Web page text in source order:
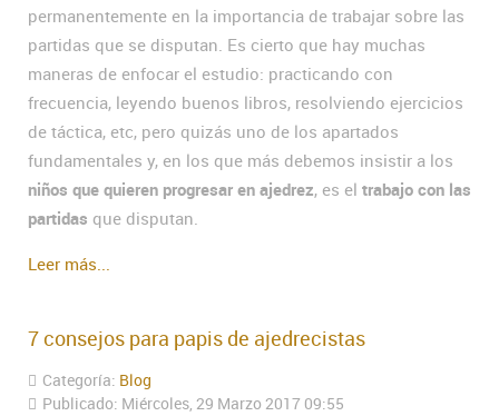
permanentemente en la importancia de trabajar sobre las
partidas que se disputan. Es cierto que hay muchas
maneras de enfocar el estudio: practicando con
frecuencia, leyendo buenos libros, resolviendo ejercicios
de táctica, etc, pero quizás uno de los apartados
fundamentales y, en los que más debemos insistir a los
niños que quieren progresar en ajedrez, es el trabajo con las
partidas que disputan.
Leer más...
7 consejos para papis de ajedrecistas
Categoría: Blog
Publicado: Miércoles, 29 Marzo 2017 09:55